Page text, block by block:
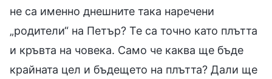
не са именно днешните така наречени
„родители“ на Петър? Те са точно като плътта
и кръвта на човека. Само че каква ще бъде
крайната цел и бъдещето на плътта? Дали ще